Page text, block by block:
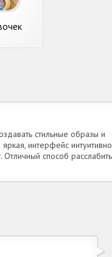
стильные образы и
интерфейс интуитивно
способ